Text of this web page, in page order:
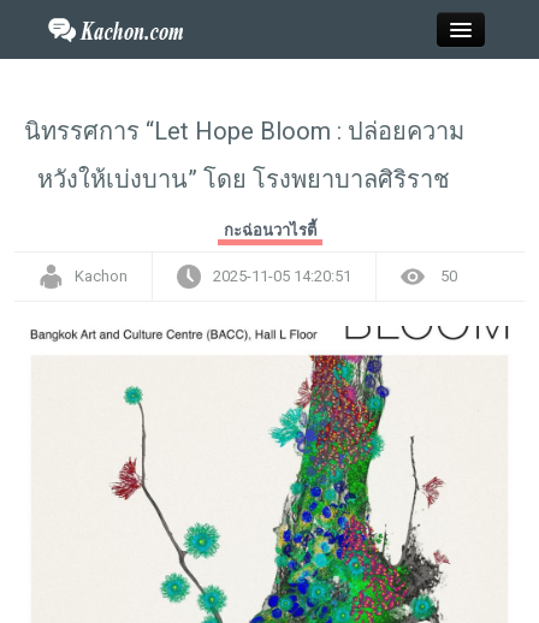
Home
วาไรตี้
ไลฟ์สไตล์
สังคมออนไลน์
พระดอทกะฉ่อน
กะฉ่อนช้อปปิ้ง
นิทรรศการ “Let Hope Bloom : ปล่อยความ
หวังให้เบ่งบาน” โดย โรงพยาบาลศิริราช
กะฉ่อนวาไรตี้
Kachon 2025-11-05 14:20:51 50